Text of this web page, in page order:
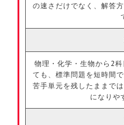
の速さだけでなく、解答
物理・化学・生物から2
ても、標準問題を短時間
苦手単元を残したままで
になりや